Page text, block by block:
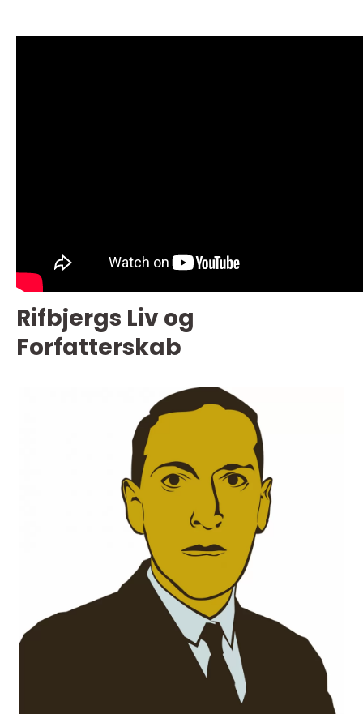
Rifbjergs Liv og
Forfatterskab